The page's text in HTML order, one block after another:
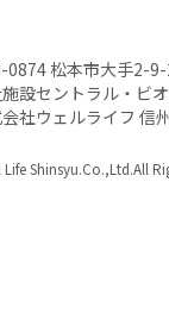
0874 松本市大手2-
設セントラル・ビ
社ウェルライフ 信州
Shinsyu.Co.,Ltd.All